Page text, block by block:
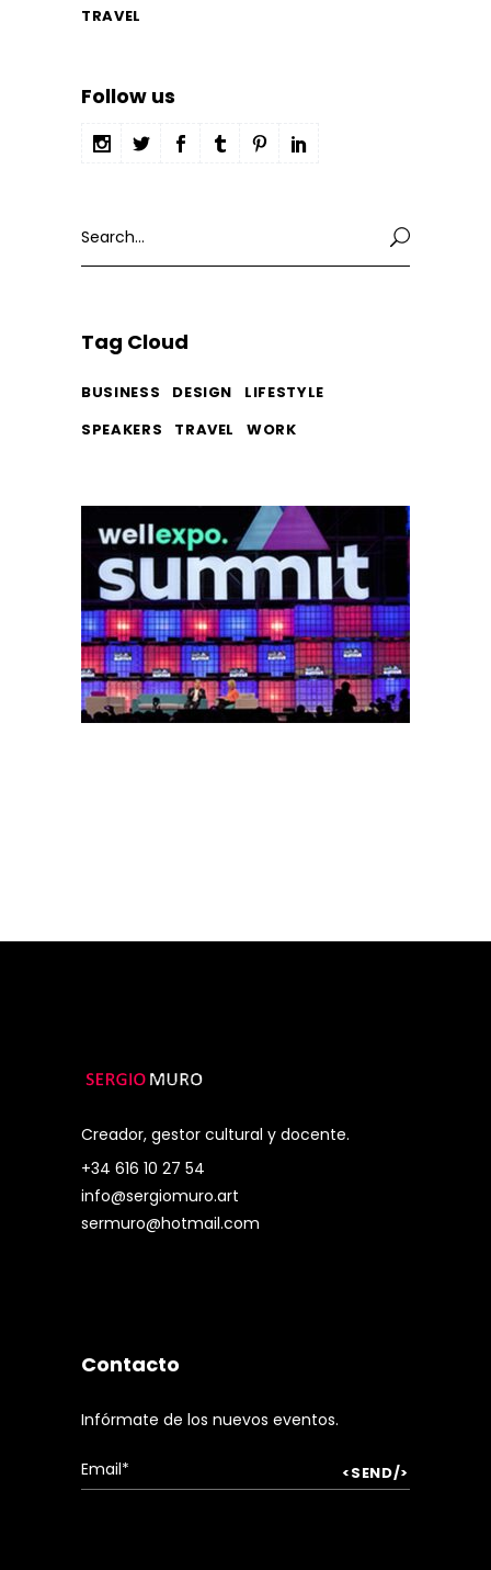
TRAVEL
Follow us
for:
Tag Cloud
BUSINESS DESIGN
LIFESTYLE
SPEAKERS
TRAVEL WORK
Creador, gestor cultural y docente.
+34 616 10 27 54
info@sergiomuro.art
sermuro@hotmail.com
Contacto
Infórmate de los nuevos eventos.